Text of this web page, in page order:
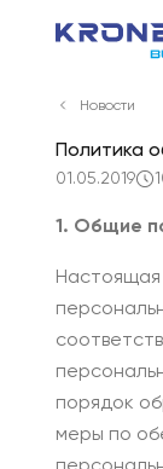
Новости
01.05.2019
Политика
1. Общие
Настоящая
порядок
меры по